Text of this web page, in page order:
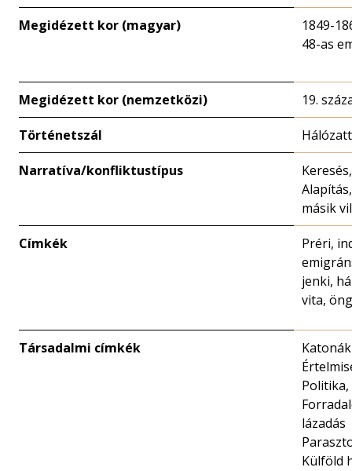
Megidézett kor (magyar)
1849-
48-as
Megidézett kor (nemzetközi) 19.
Történetszál
Narratíva/konfliktustípus
másik
Címkék
Préri,
jenki,
vita,
Társadalmi címkék
lázadás
Külföld